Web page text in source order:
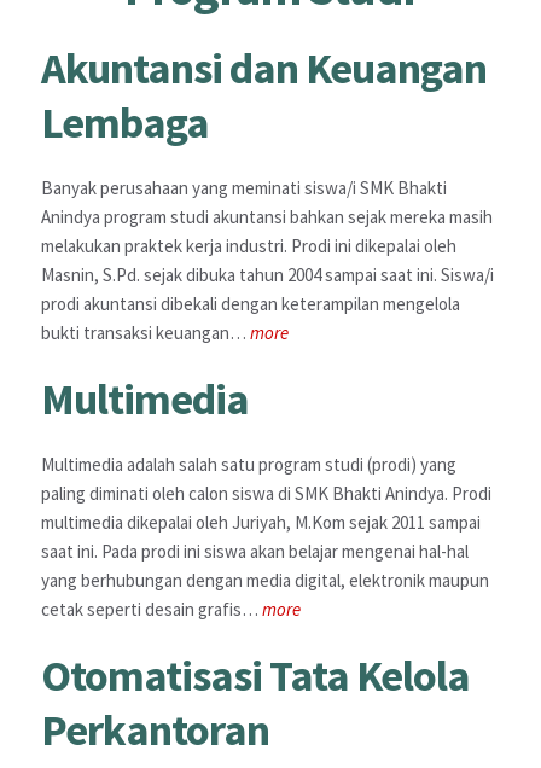
Akuntansi dan Keuangan
Lembaga
Banyak perusahaan yang meminati siswa/i SMK Bhakti
Anindya program studi akuntansi bahkan sejak mereka masih
melakukan praktek kerja industri. Prodi ini dikepalai oleh
Masnin, S.Pd. sejak dibuka tahun 2004 sampai saat ini. Siswa/i
prodi akuntansi dibekali dengan keterampilan mengelola
bukti transaksi keuangan… more
Multimedia
Multimedia adalah salah satu program studi (prodi) yang
paling diminati oleh calon siswa di SMK Bhakti Anindya. Prodi
multimedia dikepalai oleh Juriyah, M.Kom sejak 2011 sampai
saat ini. Pada prodi ini siswa akan belajar mengenai hal-hal
yang berhubungan dengan media digital, elektronik maupun
cetak seperti desain grafis… more
Otomatisasi Tata Kelola
Perkantoran